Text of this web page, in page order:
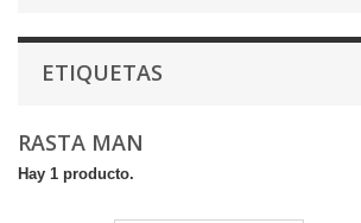
ETIQUETAS
RASTA MAN
Hay 1 producto.